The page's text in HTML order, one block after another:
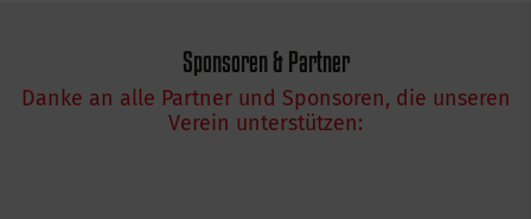
Sponsoren & Partner
Danke an alle Partner und Sponsoren, die unseren
Verein unterstützen: